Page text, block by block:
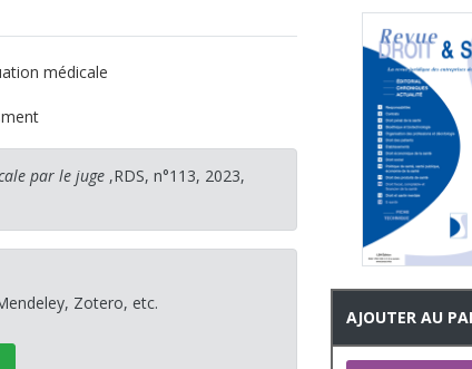
médicale
par le juge ,RDS, n°113, 2023,
Zotero, etc.
AJOUTER AU